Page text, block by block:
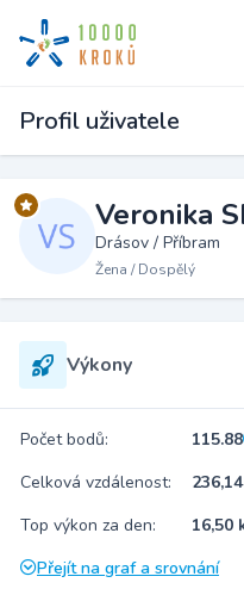
Profil uživatele
Veronika
Drásov / Příbram
Žena / Dospělý
Výkony
Počet bodů: 115.88
Celková vzdálenost:
Top výkon za den:
16,50
Přejít na graf a srovnání